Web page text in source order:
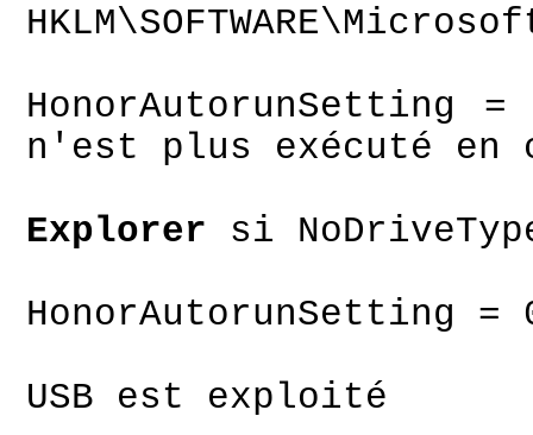
HonorAutorunSetting
n'est plus exécuté en
Explorer si
HonorAutorunSetting
USB est exploité